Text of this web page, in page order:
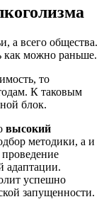
а всего общества.
как можно раньше.
то
К таковым
блок.
высокий
методики, а и
адаптации.
успешно
запущенности.